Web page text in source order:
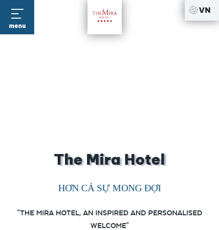
menu
VN
The Mira Hotel
HƠN CẢ SỰ MONG ĐỢI
"THE MIRA HOTEL, AN INSPIRED AND PERSONALISED
WELCOME"